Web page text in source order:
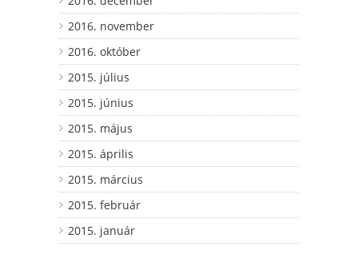
2016. november
2016. október
2015. július
2015. június
2015. május
2015. április
2015. március
2015. február
2015. január